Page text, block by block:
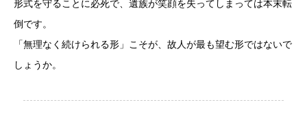
倒です。
「無理なく続けられる形」こそが、故人が最も望む形ではないで
しょうか。